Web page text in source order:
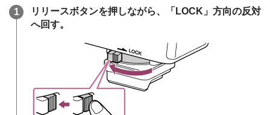
リリースボタンを押しながら、「LOCK」方向の反対
へ回す。